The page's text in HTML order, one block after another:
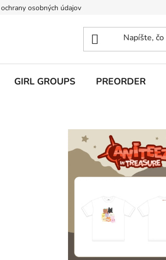
osobných údajov
GIRL GROUPS PREORDER